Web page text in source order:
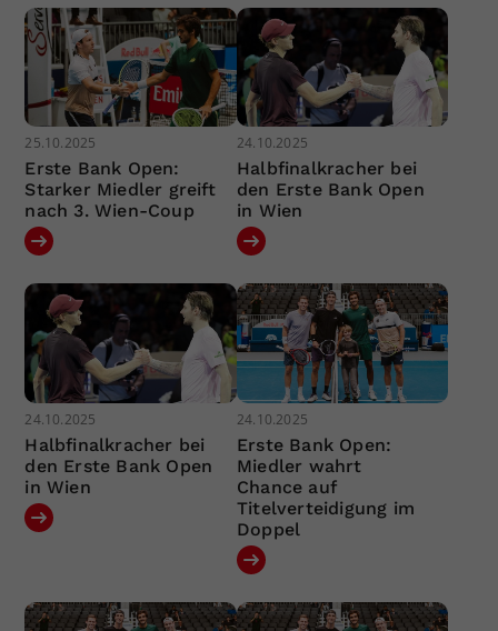
25.10.2025
Erste Bank Open:
Starker Miedler greift
nach 3. Wien-Coup
24.10.2025
Halbfinalkracher bei
den Erste Bank Open
in Wien
24.10.2025
Halbfinalkracher bei
den Erste Bank Open
in Wien
24.10.2025
Erste Bank Open:
Miedler wahrt
Chance auf
Titelverteidigung im
Doppel